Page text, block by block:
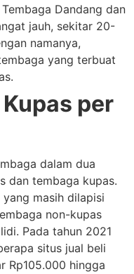
Dandang dan
jauh, sekitar 20-
namanya,
yang terbuat
per
dalam dua
dan tembaga kupas.
masih dilapisi
non-kupas
Pada tahun 2021
situs jual beli
Rp105.000 hingga